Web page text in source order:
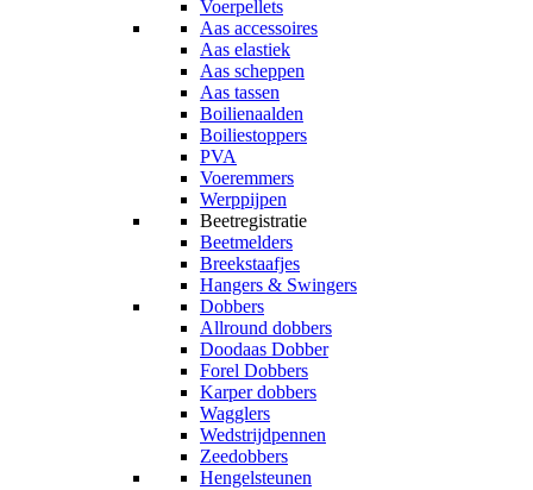
Voerpellets
Aas accessoires
Aas elastiek
Aas scheppen
Aas tassen
Boilienaalden
Boiliestoppers
PVA
Voeremmers
Werppijpen
Beetregistratie
Beetmelders
Breekstaafjes
Hangers & Swingers
Dobbers
Allround dobbers
Doodaas Dobber
Forel Dobbers
Karper dobbers
Wagglers
Wedstrijdpennen
Zeedobbers
Hengelsteunen